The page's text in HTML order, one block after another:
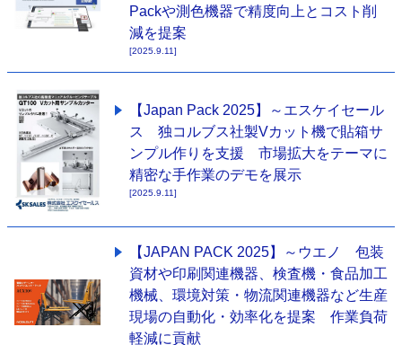
Packや測色機器で精度向上とコスト削
減を提案
[2025.9.11]
【Japan Pack 2025】～エスケイセール
ス 独コルブス社製Vカット機で貼箱サ
ンプル作りを支援 市場拡大をテーマに
精密な手作業のデモを展示
[2025.9.11]
【JAPAN PACK 2025】～ウエノ 包装
資材や印刷関連機器、検査機・食品加工
機械、環境対策・物流関連機器など生産
現場の自動化・効率化を提案 作業負荷
軽減に貢献